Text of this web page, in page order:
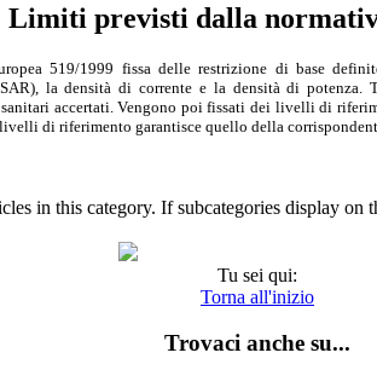
Limiti previsti dalla
519/1999 fissa delle restrizione di base
la densità di corrente e la densità di potenza.
accertati. Vengono poi fissati dei livelli di
di riferimento garantisce quello della
in this category. If subcategories display on
Tu sei qui:
Torna all'inizio
Trovaci anche su...